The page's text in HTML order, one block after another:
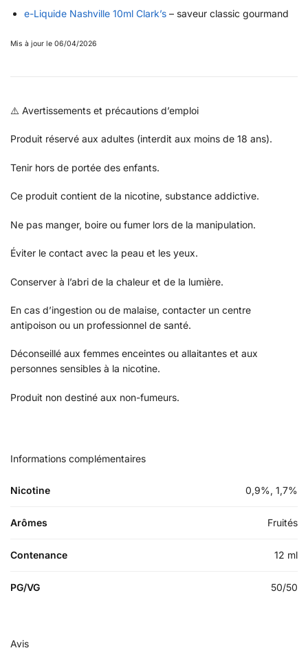
e-Liquide Nashville 10ml Clark’s – saveur classic gourmand
Mis à jour le 06/04/2026
⚠️ Avertissements et précautions d’emploi
Produit réservé aux adultes (interdit aux moins de 18 ans).
Tenir hors de portée des enfants.
Ce produit contient de la nicotine, substance addictive.
Ne pas manger, boire ou fumer lors de la manipulation.
Éviter le contact avec la peau et les yeux.
Conserver à l’abri de la chaleur et de la lumière.
En cas d’ingestion ou de malaise, contacter un centre
antipoison ou un professionnel de santé.
Déconseillé aux femmes enceintes ou allaitantes et aux
personnes sensibles à la nicotine.
Produit non destiné aux non-fumeurs.
Informations complémentaires
Nicotine 0,9%, 1,7%
Arômes Fruités
Contenance 12 ml
PG/VG 50/50
Avis